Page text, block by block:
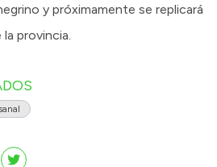
y próximamente se replicará
provincia.